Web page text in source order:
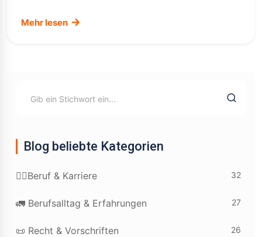
Mehr lesen
Blog beliebte Kategorien
👷‍♂️Beruf & Karriere 32
🚛 Berufsalltag & Erfahrungen 27
📜 Recht & Vorschriften 26